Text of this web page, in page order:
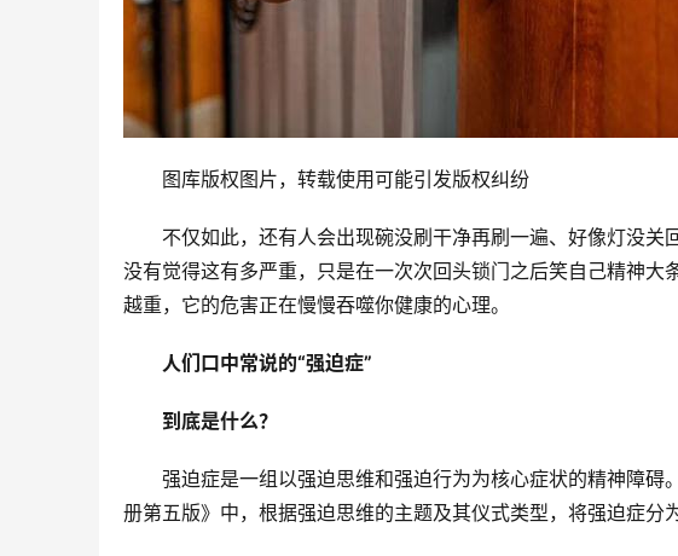
图库版权图片，转载使用可能引发版权纠纷
不仅如此，还有人会出现碗没刷干净再刷一遍、好像灯没
没有觉得这有多严重，只是在一次次回头锁门之后笑自己精神
越重，它的危害正在慢慢吞噬你健康的心理。
人们口中常说的“强迫症”
到底是什么？
强迫症是一组以强迫思维和强迫行为为核心症状的精神障
册第五版》中，根据强迫思维的主题及其仪式类型，将强迫症分